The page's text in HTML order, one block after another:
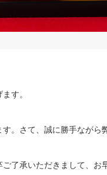
す。
。さて、誠に勝手ながら
了承いただきまして、お